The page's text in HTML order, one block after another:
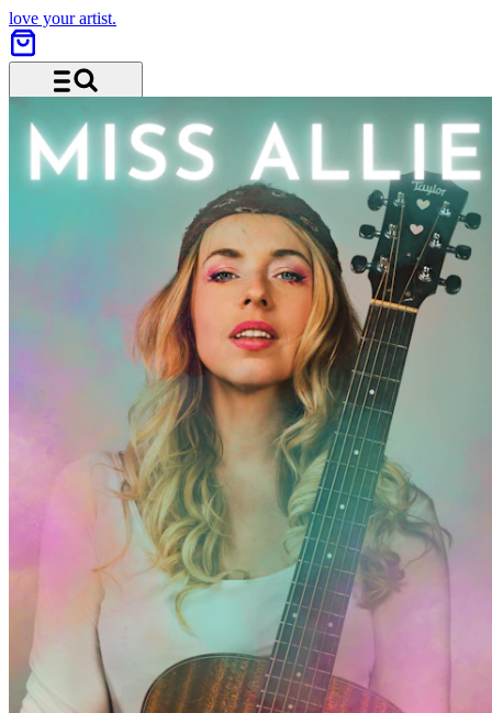
love your artist.